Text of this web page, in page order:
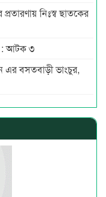
নিঃস্ব ছাতকের
: আটক ৩
এর বসতবাড়ী ভাংচুর,